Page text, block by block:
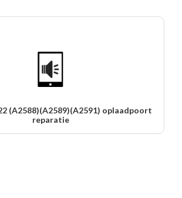
(A2588)(A2589)(A2591) oplaadpoort
reparatie